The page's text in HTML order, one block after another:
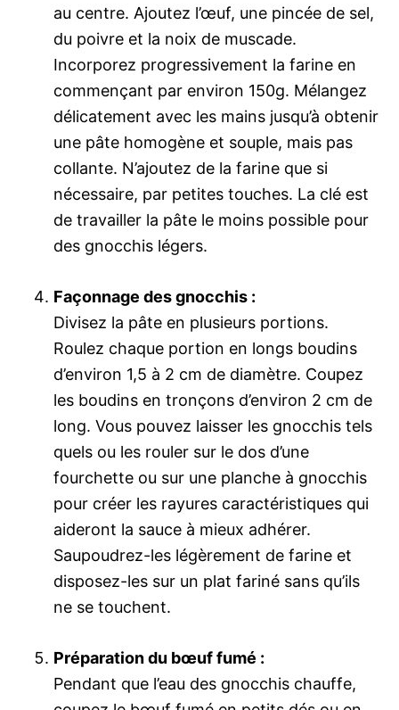
au centre. Ajoutez l’œuf, une pincée de sel,
du poivre et la noix de muscade.
Incorporez progressivement la farine en
commençant par environ 150g. Mélangez
délicatement avec les mains jusqu’à obtenir
une pâte homogène et souple, mais pas
collante. N’ajoutez de la farine que si
nécessaire, par petites touches. La clé est
de travailler la pâte le moins possible pour
des gnocchis légers.
Façonnage des gnocchis :
Divisez la pâte en plusieurs portions.
Roulez chaque portion en longs boudins
d’environ 1,5 à 2 cm de diamètre. Coupez
les boudins en tronçons d’environ 2 cm de
long. Vous pouvez laisser les gnocchis tels
quels ou les rouler sur le dos d’une
fourchette ou sur une planche à gnocchis
pour créer les rayures caractéristiques qui
aideront la sauce à mieux adhérer.
Saupoudrez-les légèrement de farine et
disposez-les sur un plat fariné sans qu’ils
ne se touchent.
Préparation du bœuf fumé :
Pendant que l’eau des gnocchis chauffe,